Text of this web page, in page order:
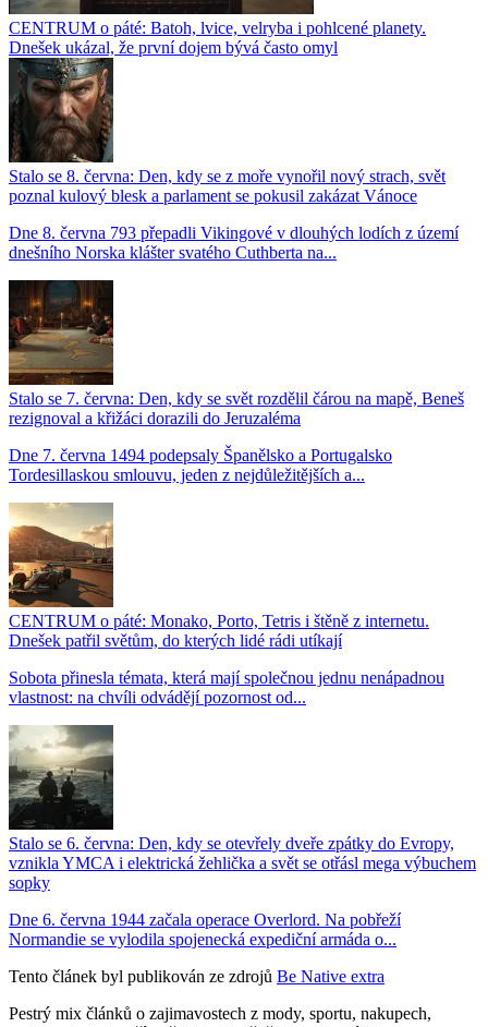
CENTRUM o páté: Batoh, lvice, velryba i pohlcené planety.
Dnešek ukázal, že první dojem bývá často omyl
Stalo se 8. června: Den, kdy se z moře vynořil nový strach, svět
poznal kulový blesk a parlament se pokusil zakázat Vánoce
Dne 8. června 793 přepadli Vikingové v dlouhých lodích z území
dnešního Norska klášter svatého Cuthberta na...
Stalo se 7. června: Den, kdy se svět rozdělil čárou na mapě, Beneš
rezignoval a křižáci dorazili do Jeruzaléma
Dne 7. června 1494 podepsaly Španělsko a Portugalsko
Tordesillaskou smlouvu, jeden z nejdůležitějších a...
CENTRUM o páté: Monako, Porto, Tetris i štěně z internetu.
Dnešek patřil světům, do kterých lidé rádi utíkají
Sobota přinesla témata, která mají společnou jednu nenápadnou
vlastnost: na chvíli odvádějí pozornost od...
Stalo se 6. června: Den, kdy se otevřely dveře zpátky do Evropy,
vznikla YMCA i elektrická žehlička a svět se otřásl mega výbuchem
sopky
Dne 6. června 1944 začala operace Overlord. Na pobřeží
Normandie se vylodila spojenecká expediční armáda o...
Tento článek byl publikován ze zdrojů Be Native extra
Pestrý mix článků o zajimavostech z mody, sportu, nakupech,